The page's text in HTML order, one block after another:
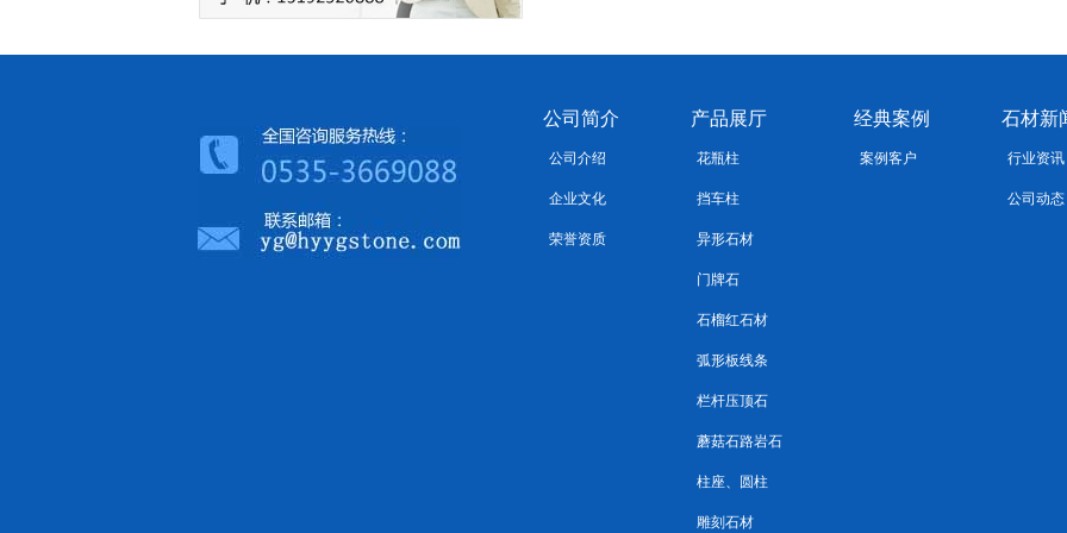
公司简介
公司介绍
企业文化
荣誉资质
产品展厅
花瓶柱
挡车柱
异形石材
门牌石
石榴红石材
弧形板线条
栏杆压顶石
蘑菇石路岩石
柱座、圆柱
雕刻石材
经典案例
案例客户
石材新
行业资讯
公司动态